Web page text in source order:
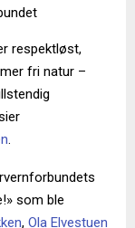
respektløst,
fri natur –
.
som ble
, Ola Elvestuen